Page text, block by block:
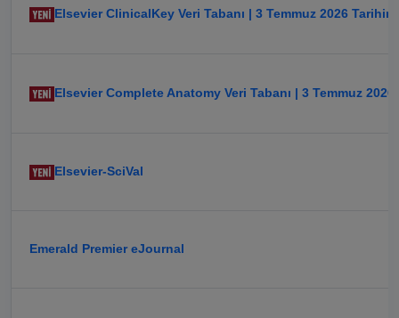
Elsevier ClinicalKey Veri Tabanı | 3 Temmuz 2026
Elsevier Complete Anatomy Veri Tabanı | 3 Temmuz
Elsevier-SciVal
Emerald Premier eJournal